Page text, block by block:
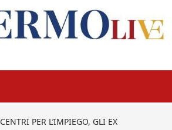
CENTRI PER L’IMPIEGO, GLI EX